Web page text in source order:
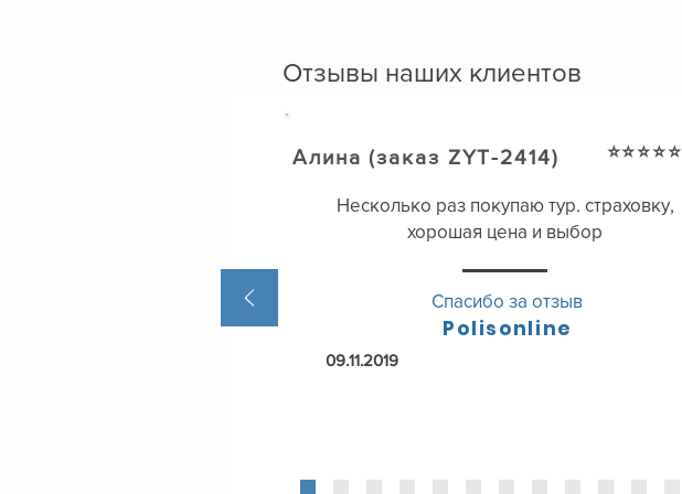
про захист свого здоров'я оформивши
поліс туристичного страхування.
Отзывы наших клиентов
Алина (заказ ZYT-2414) ⭐⭐⭐⭐⭐
Несколько раз покупаю тур. страховку,
хорошая цена и выбор
Спасибо за отзыв
Polisonline
09.11.2019